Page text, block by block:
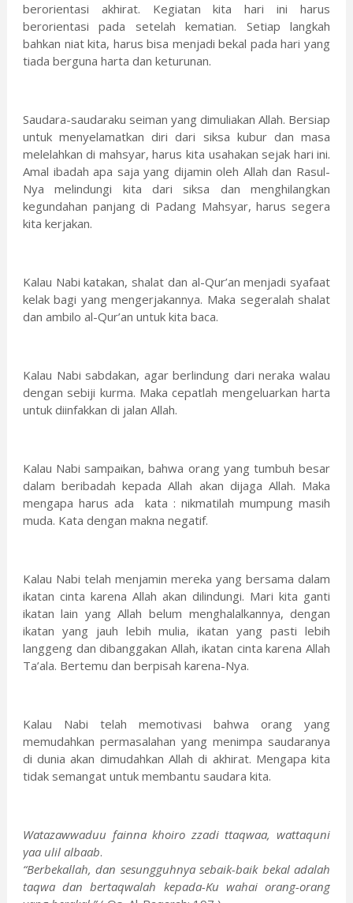
berorientasi akhirat. Kegiatan kita hari ini harus
berorientasi pada setelah kematian. Setiap langkah
bahkan niat kita, harus bisa menjadi bekal pada hari yang
tiada berguna harta dan keturunan.
Saudara-saudaraku seiman yang dimuliakan Allah. Bersiap
untuk menyelamatkan diri dari siksa kubur dan masa
melelahkan di mahsyar, harus kita usahakan sejak hari ini.
Amal ibadah apa saja yang dijamin oleh Allah dan Rasul-
Nya melindungi kita dari siksa dan menghilangkan
kegundahan panjang di Padang Mahsyar, harus segera
kita kerjakan.
Kalau Nabi katakan, shalat dan al-Qur’an menjadi syafaat
kelak bagi yang mengerjakannya. Maka segeralah shalat
dan ambilo al-Qur’an untuk kita baca.
Kalau Nabi sabdakan, agar berlindung dari neraka walau
dengan sebiji kurma. Maka cepatlah mengeluarkan harta
untuk diinfakkan di jalan Allah.
Kalau Nabi sampaikan, bahwa orang yang tumbuh besar
dalam beribadah kepada Allah akan dijaga Allah. Maka
mengapa harus ada kata : nikmatilah mumpung masih
muda. Kata dengan makna negatif.
Kalau Nabi telah menjamin mereka yang bersama dalam
ikatan cinta karena Allah akan dilindungi. Mari kita ganti
ikatan lain yang Allah belum menghalalkannya, dengan
ikatan yang jauh lebih mulia, ikatan yang pasti lebih
langgeng dan dibanggakan Allah, ikatan cinta karena Allah
Ta’ala. Bertemu dan berpisah karena-Nya.
Kalau Nabi telah memotivasi bahwa orang yang
memudahkan permasalahan yang menimpa saudaranya
di dunia akan dimudahkan Allah di akhirat. Mengapa kita
tidak semangat untuk membantu saudara kita.
Watazawwaduu fainna khoiro zzadi ttaqwaa, wattaquni
yaa ulil albaab.
“Berbekallah, dan sesungguhnya sebaik-baik bekal adalah
taqwa dan bertaqwalah kepada-Ku wahai orang-orang